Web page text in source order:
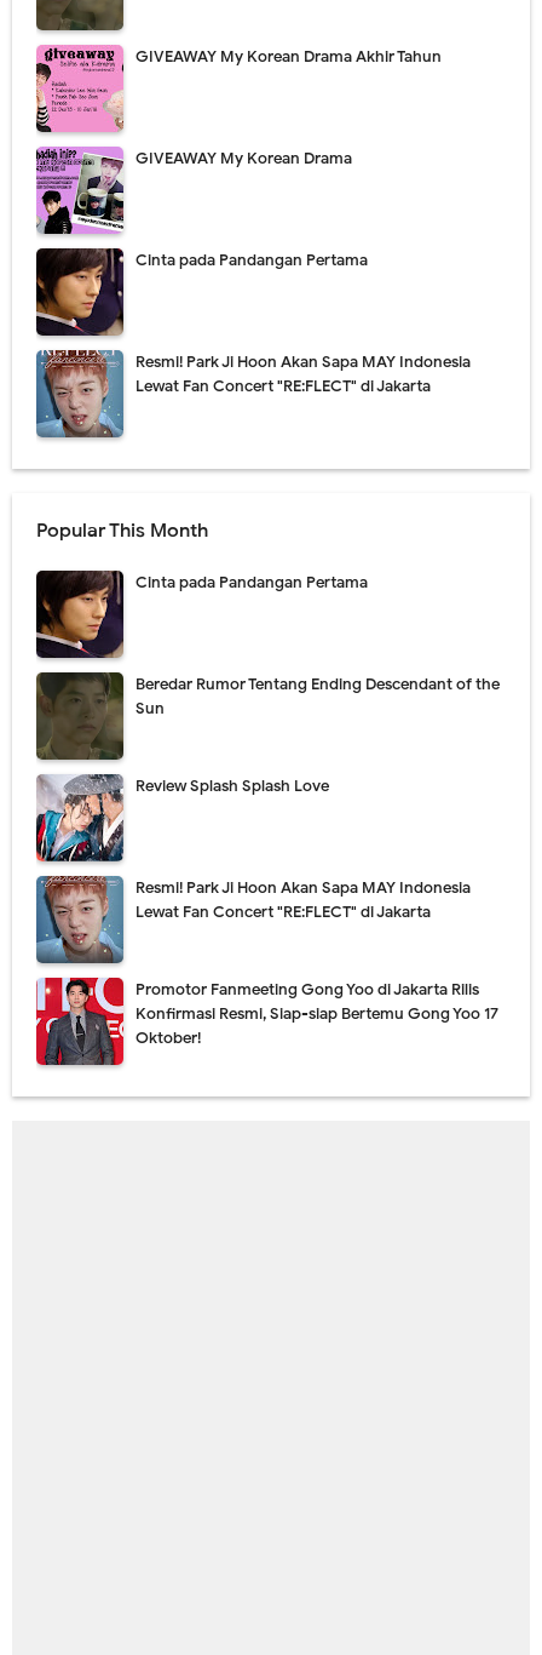
GIVEAWAY My Korean Drama Akhir Tahun
GIVEAWAY My Korean Drama
Cinta pada Pandangan Pertama
Resmi! Park Ji Hoon Akan Sapa MAY Indonesia
Lewat Fan Concert "RE:FLECT" di Jakarta
Popular This Month
Cinta pada Pandangan Pertama
Beredar Rumor Tentang Ending Descendant of the
Sun
Review Splash Splash Love
Resmi! Park Ji Hoon Akan Sapa MAY Indonesia
Lewat Fan Concert "RE:FLECT" di Jakarta
Promotor Fanmeeting Gong Yoo di Jakarta Rilis
Konfirmasi Resmi, Siap-siap Bertemu Gong Yoo 17
Oktober!